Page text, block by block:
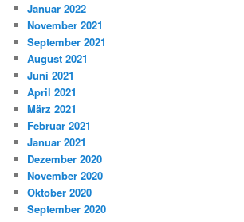
Januar 2022
November 2021
September 2021
August 2021
Juni 2021
April 2021
März 2021
Februar 2021
Januar 2021
Dezember 2020
November 2020
Oktober 2020
September 2020